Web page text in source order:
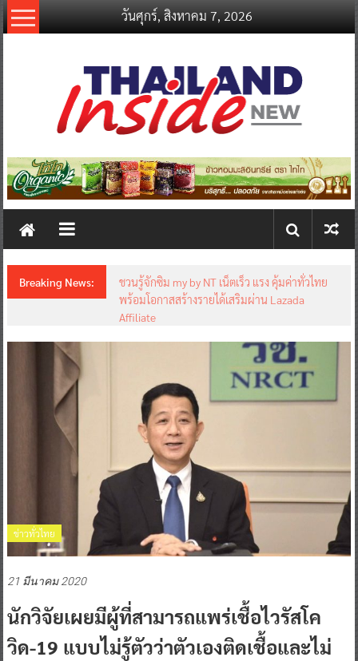
Skip
to
วันศุกร์, สิงหาคม 7, 2026
thailandinsidenew.com
Thailand
New
Breaking News:
ชวนรู้จักซิม my by NT เน็ตเร็ว แรง คุ้มค่าทั่วไทย
พร้อมโอกาสสร้างรายได้เสริมผ่าน Lazada
Affiliate
ข่าวทั่วไทย
21 มีนาคม 2020
นักวิจัยเผยมีผู้ที่สามารถแพร่เชื้อไวรัสโค
วิด-19 แบบไม่รู้ตัวว่าตัวเองติดเชื้อและไม่